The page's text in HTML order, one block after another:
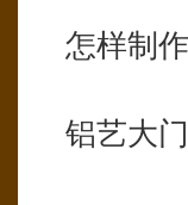
怎样制
铝艺大